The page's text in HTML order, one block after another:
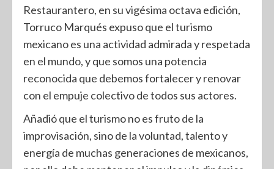
Restaurantero, en su vigésima octava edición,
Torruco Marqués expuso que el turismo
mexicano es una actividad admirada y respetada
en el mundo, y que somos una potencia
reconocida que debemos fortalecer y renovar
con el empuje colectivo de todos sus actores.
Añadió que el turismo no es fruto de la
improvisación, sino de la voluntad, talento y
energía de muchas generaciones de mexicanos,